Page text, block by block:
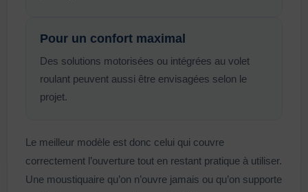
Pour un confort maximal
Des solutions motorisées ou intégrées au volet
roulant peuvent aussi être envisagées selon le
projet.
Le meilleur modèle est donc celui qui couvre
correctement l’ouverture tout en restant pratique à utiliser.
Une moustiquaire qu’on n’ouvre jamais ou qu’on supporte